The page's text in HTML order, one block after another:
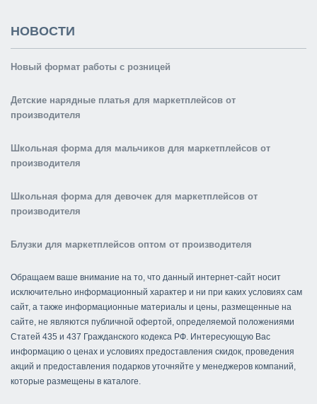
НОВОСТИ
Новый формат работы с розницей
Детские нарядные платья для маркетплейсов от
производителя
Школьная форма для мальчиков для маркетплейсов от
производителя
Школьная форма для девочек для маркетплейсов от
производителя
Блузки для маркетплейсов оптом от производителя
Обращаем ваше внимание на то, что данный интернет-сайт носит
исключительно информационный характер и ни при каких условиях сам
сайт, а также информационные материалы и цены, размещенные на
сайте, не являются публичной офертой, определяемой положениями
Статей 435 и 437 Гражданского кодекса РФ. Интересующую Вас
информацию о ценах и условиях предоставления скидок, проведения
акций и предоставления подарков уточняйте у менеджеров компаний,
которые размещены в каталоге.